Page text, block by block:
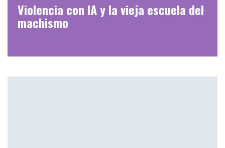
Violencia con IA y la vieja escuela del
machismo